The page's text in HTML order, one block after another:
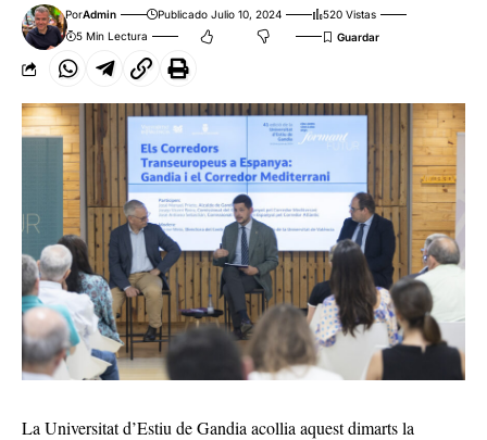
PorAdmin Publicado Julio 10, 2024
520 Vistas
5 Min Lectura
La Universitat d’Estiu de Gandia acollia aquest dimarts la